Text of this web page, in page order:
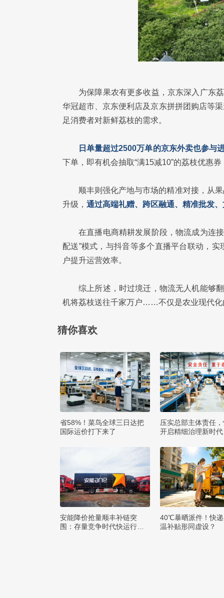
为保障果农有更多收益，京东深入广东
华冠超市、京东便利店及京东拼拼团购店等
足消费者对新鲜荔枝的需求。
日单量超过2500万单的京东外卖也参与
下单，即有机会抽取“满15减10”的荔枝优惠
顺丰则强化产地与市场的精准对接，从
升级， 通过高端礼赠、跨区融通、精准批发
在直播电商精耕发展阶段，物流成为连
配送”模式，与抖音等多个直播平台联动，实
户提升运营效率。
综上所述，时过境迁，物流无人机能够
机将荔枝送往千家万户……不仅是农业现代化
猜你喜欢
省58%！菜鸟全球三日达把
国际运价打下来了
压实总部主体责任
开启精细治理新时代
安能降价抢量顺丰补链突
围：存量竞争时代快运行业
40℃暴晒派件！快
温补贴形同虚设？